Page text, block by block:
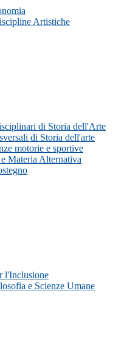
Artistiche
di Storia dell'Arte
di Storia dell'arte
motorie e sportive
Materia Alternativa
l'Inclusione
e Scienze Umane